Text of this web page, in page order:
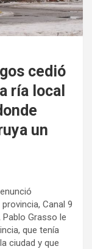
cedió
ría local
un
Canal 9
Pablo Grasso le
que tenía
ciudad y que